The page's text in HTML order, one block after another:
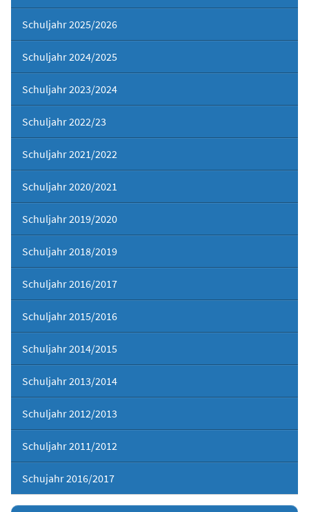
Schuljahr 2025/2026
Schuljahr 2024/2025
Schuljahr 2023/2024
Schuljahr 2022/23
Schuljahr 2021/2022
Schuljahr 2020/2021
Schuljahr 2019/2020
Schuljahr 2018/2019
Schuljahr 2016/2017
Schuljahr 2015/2016
Schuljahr 2014/2015
Schuljahr 2013/2014
Schuljahr 2012/2013
Schuljahr 2011/2012
Schujahr 2016/2017